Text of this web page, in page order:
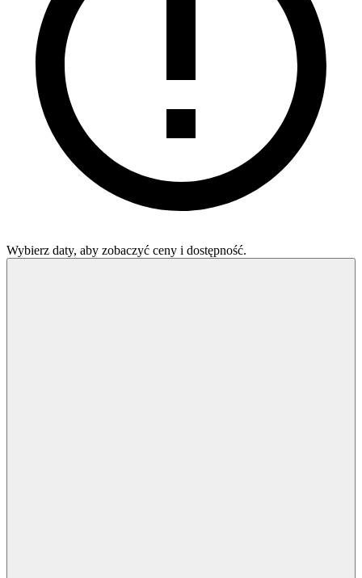
Wybierz daty, aby zobaczyć ceny i dostępność.